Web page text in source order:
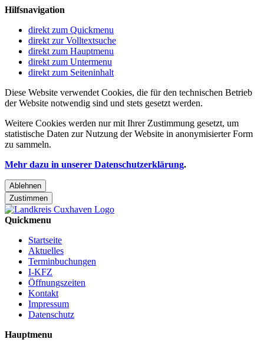
Hilfsnavigation
direkt zum Quickmenu
direkt zur Volltextsuche
direkt zum Hauptmenu
direkt zum Untermenu
direkt zum Seiteninhalt
Diese Website verwendet Cookies, die für den technischen Betrieb
der Website notwendig sind und stets gesetzt werden.
Weitere Cookies werden nur mit Ihrer Zustimmung gesetzt, um
statistische Daten zur Nutzung der Website in anonymisierter Form
zu sammeln.
Mehr dazu in unserer Datenschutzerklärung.
Ablehnen
Zustimmen
Quickmenu
Startseite
Aktuelles
Terminbuchungen
I-KFZ
Öffnungszeiten
Kontakt
Impressum
Datenschutz
Hauptmenu